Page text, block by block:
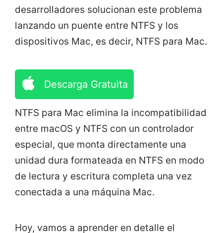
desarrolladores solucionan este problema
lanzando un puente entre NTFS y los
dispositivos Mac, es decir, NTFS para Mac.
Descarga Gratuita
NTFS para Mac elimina la incompatibilidad
entre macOS y NTFS con un controlador
especial, que monta directamente una
unidad dura formateada en NTFS en modo
de lectura y escritura completa una vez
conectada a una máquina Mac.
Hoy, vamos a aprender en detalle el